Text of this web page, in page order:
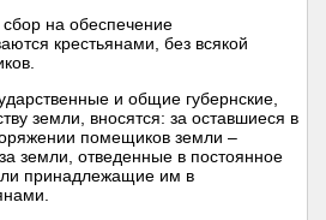
на обеспечение
крестьянами, без всякой
и общие губернские,
земли, вносятся: за оставшиеся в
помещиков земли –
земли, отведенные в постоянное
принадлежащие им в